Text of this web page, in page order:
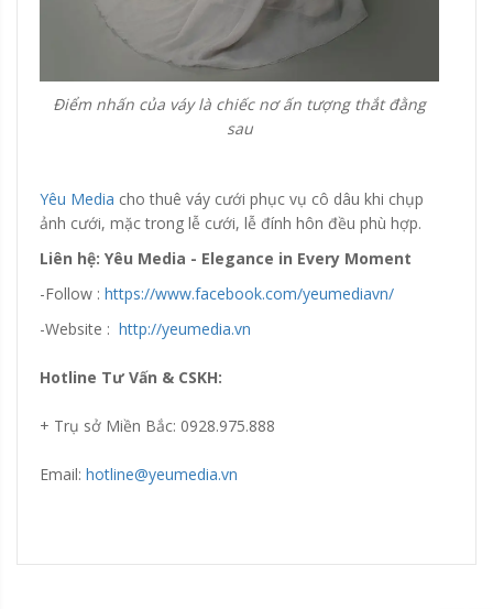
Điểm nhấn của váy là chiếc nơ ấn tượng thắt đằng
sau
Yêu Media cho thuê váy cưới phục vụ cô dâu khi chụp
ảnh cưới, mặc trong lễ cưới, lễ đính hôn đều phù hợp.
Liên hệ: Yêu Media - Elegance in Every Moment
-Follow : https://www.facebook.com/yeumediavn/
-Website : http://yeumedia.vn
Hotline Tư Vấn & CSKH:
+ Trụ sở Miền Bắc: 0928.975.888
Email: hotline@yeumedia.vn